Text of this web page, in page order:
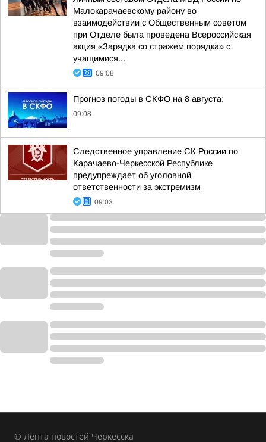
Малокарачаевскому району во
взаимодействии с Общественным советом
при Отделе была проведена Всероссийская
акция «Зарядка со стражем порядка» с
учащимися...
09:08
Прогноз погоды в СКФО на 8 августа:
09:08
Следственное управление СК России по
Карачаево-Черкесской Республике
предупреждает об уголовной
ответственности за экстремизм
09:03
© Лента новостей Черкесска